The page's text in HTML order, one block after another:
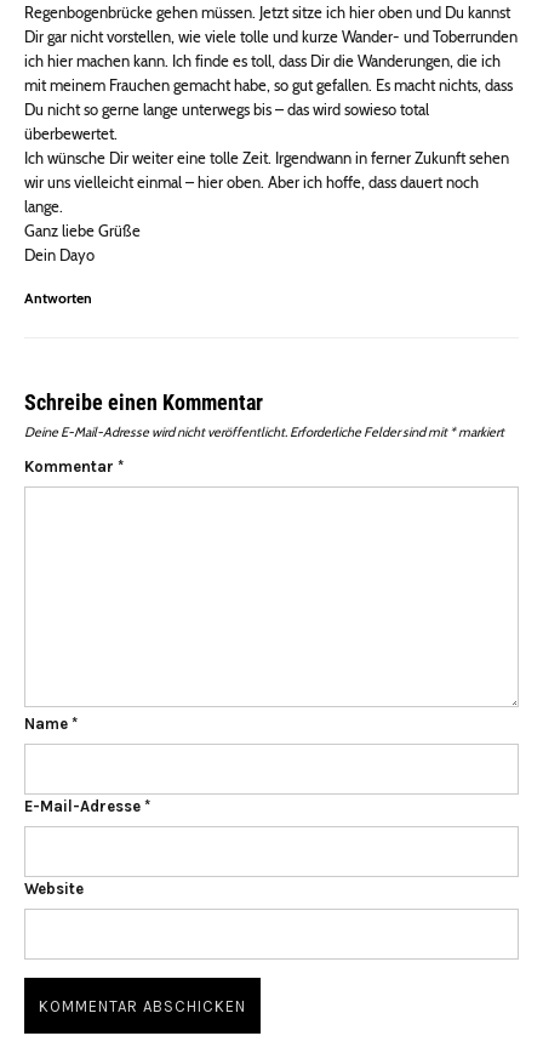
Regenbogenbrücke gehen müssen. Jetzt sitze ich hier oben und Du kannst
Dir gar nicht vorstellen, wie viele tolle und kurze Wander- und Toberrunden
ich hier machen kann. Ich finde es toll, dass Dir die Wanderungen, die ich
mit meinem Frauchen gemacht habe, so gut gefallen. Es macht nichts, dass
Du nicht so gerne lange unterwegs bis – das wird sowieso total
überbewertet.
Ich wünsche Dir weiter eine tolle Zeit. Irgendwann in ferner Zukunft sehen
wir uns vielleicht einmal – hier oben. Aber ich hoffe, dass dauert noch
lange.
Ganz liebe Grüße
Dein Dayo
Antworten
Schreibe einen Kommentar
Deine E-Mail-Adresse wird nicht veröffentlicht. Erforderliche Felder sind mit *markiert
Kommentar *
Name *
E-Mail-Adresse *
Website